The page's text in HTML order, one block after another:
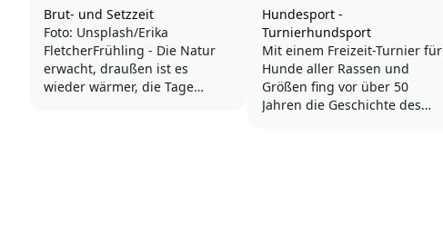
Brut- und Setzzeit
Foto: Unsplash/Erika
FletcherFrühling - Die Natur
erwacht, draußen ist es
wieder wärmer, die Tage
Hundesport -
Turnierhundsport
Mit einem Freizeit-Turnier für
Hunde aller Rassen und
Größen fing vor über 50
Jahren die Geschichte des